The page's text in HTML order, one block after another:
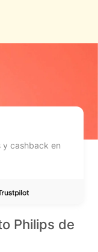
y cashback en
Philips de